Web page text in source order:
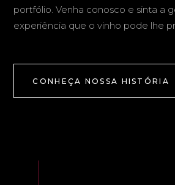
portfólio. Venha conosco e sinta a
experiência que o vinho pode lhe
CONHEÇA NOSSA HISTÓRIA